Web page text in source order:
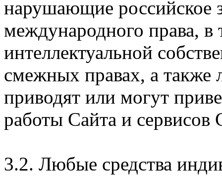
нарушающие российское
международного права, в
интеллектуальной
смежных правах, а также
приводят или могут
работы Сайта и сервисов
3.2. Любые средства